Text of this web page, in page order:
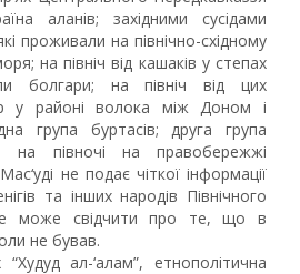
аланів; західними сусідами
проживали на північно-східному
на північ від кашаків у степах
болгари; на північ від цих
у районі волока між Доном і
група буртасів; друга група
на півночі на правобережжі
не подає чіткої інформації
та інших народів Північного
може свідчити про те, що в
не бував.
ал-‘алам”, етнополітична